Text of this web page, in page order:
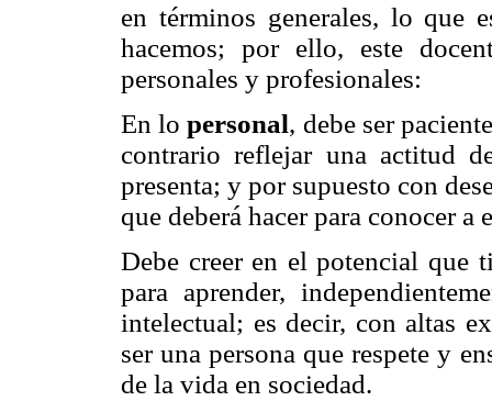
en términos generales, lo que
hacemos; por ello, este
personales y profesionales:
En lopersonal, debe ser
contrario reflejar una actitud
presenta; y por supuesto con
que deberá hacer para conocer a
Debe creer en el potencial que
para aprender,
intelectual; es decir, con altas
ser una persona que respete y
de la vida en sociedad.